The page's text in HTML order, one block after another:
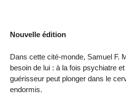
Nouvelle édition
Dans cette cité-monde, Samuel F.
besoin de lui : à la fois psychiatre
guérisseur peut plonger dans le
endormis.